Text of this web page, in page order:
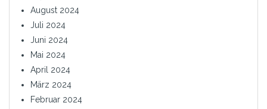
August 2024
Juli 2024
Juni 2024
Mai 2024
April 2024
März 2024
Februar 2024